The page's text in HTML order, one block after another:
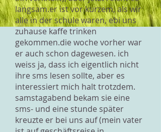
langsam.er ist vor kurzem, als wir
alle in der schule waren, ebi uns
zuhause kaffe trinken
gekommen.die woche vorher war
er auch schon dagewesen. ich
weiss ja, dass ich eigentlich nicht
ihre sms lesen sollte, aber es
interessiert mich halt trotzdem.
samstagabend bekam sie eine
sms- und eine stunde später
kreuzte er bei uns auf (mein vater